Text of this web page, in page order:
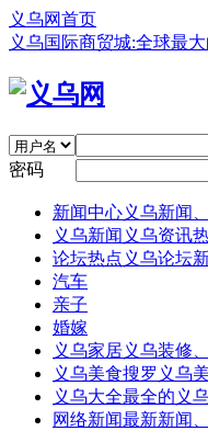
义乌网首页
义乌国际商贸城:全球最
密码
新闻中心义乌新闻
义乌新闻 义乌资讯
论坛热点 义乌论坛
汽车
亲子
婚嫁
义乌家居义乌装修
义乌美食搜罗义乌
义乌大全最全的义
网络新闻最新新闻